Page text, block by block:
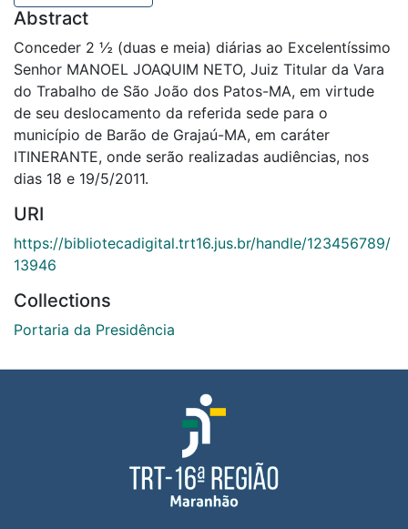
Abstract
Conceder 2 ½ (duas e meia) diárias ao Excelentíssimo
Senhor MANOEL JOAQUIM NETO, Juiz Titular da Vara
do Trabalho de São João dos Patos-MA, em virtude
de seu deslocamento da referida sede para o
município de Barão de Grajaú-MA, em caráter
ITINERANTE, onde serão realizadas audiências, nos
dias 18 e 19/5/2011.
URI
https://bibliotecadigital.trt16.jus.br/handle/123456789/
13946
Collections
Portaria da Presidência